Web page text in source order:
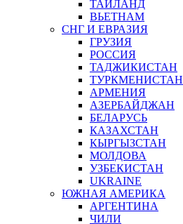
ТАИЛАНД
ВЬЕТНАМ
СНГ И ЕВРАЗИЯ
ГРУЗИЯ
РОССИЯ
ТАДЖИКИСТАН
ТУРКМЕНИСТАН
АРМЕНИЯ
АЗЕРБАЙДЖАН
БЕЛАРУСЬ
КАЗАХСТАН
КЫРГЫЗСТАН
МОЛДОВА
УЗБЕКИСТАН
UKRAINE
ЮЖНАЯ АМЕРИКА
АРГЕНТИНА
ЧИЛИ